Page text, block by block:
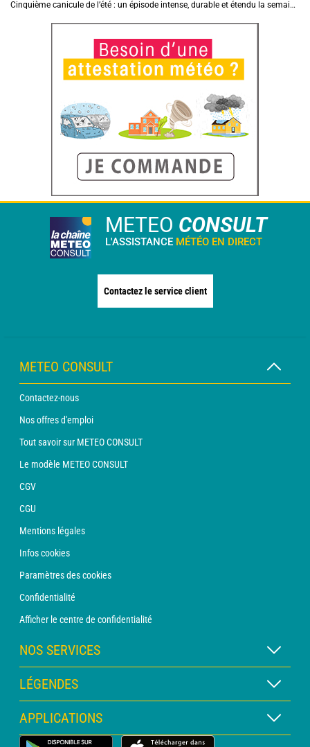
Cinquième canicule de l’été : un épisode intense, durable et étendu la semaine prochaine
METEO CONSULT
L'ASSISTANCE MÉTÉO EN DIRECT
Contactez le service client
METEO CONSULT
Contactez-nous
Nos offres d'emploi
Tout savoir sur METEO CONSULT
Le modèle METEO CONSULT
CGV
CGU
Mentions légales
Infos cookies
Paramètres des cookies
Confidentialité
Afficher le centre de confidentialité
NOS SERVICES
Abonnement METEO Xpert
Abonnement METEO PRO
Consultation avec un prévisionniste
LÉGENDES
Légende des cartes
Légende des pictogrammes
APPLICATIONS